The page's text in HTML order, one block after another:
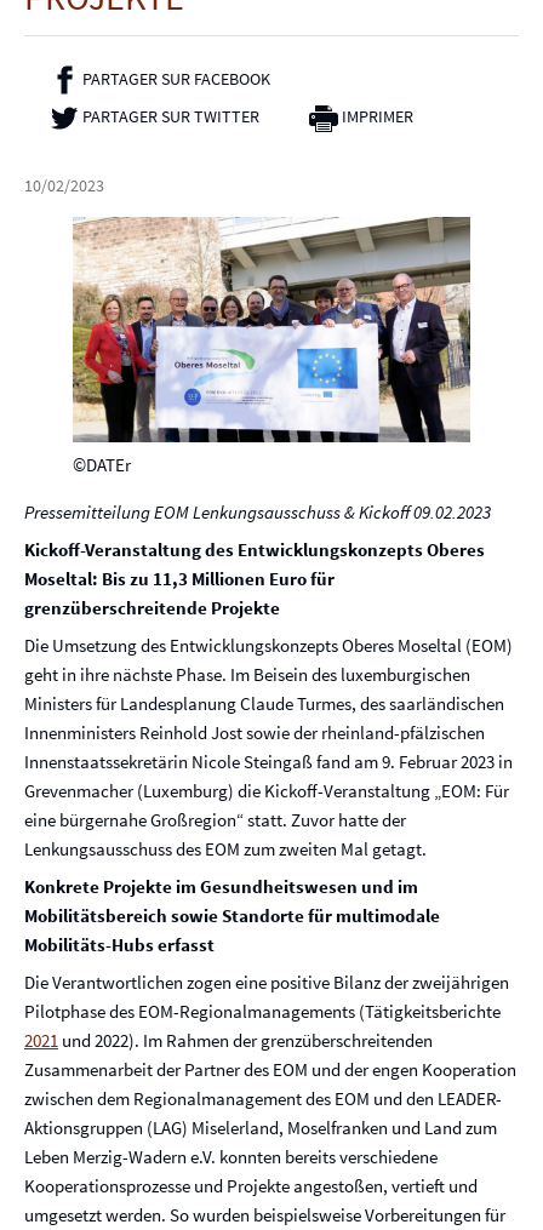
p
PARTAGER SUR FACEBOOK- NOUVELLE FENÊTRE
PARTAGER SUR TWITTER- NOUVELLE FENÊTRE
IMPRIMER
10/02/2023
©DATEr
Pressemitteilung EOM Lenkungsausschuss & Kickoff 09.02.2023
Kickoff-Veranstaltung des Entwicklungskonzepts Oberes
Moseltal: Bis zu 11,3 Millionen Euro für
grenzüberschreitende Projekte
Die Umsetzung des Entwicklungskonzepts Oberes Moseltal (EOM)
geht in ihre nächste Phase. Im Beisein des luxemburgischen
Ministers für Landesplanung Claude Turmes, des saarländischen
Innenministers Reinhold Jost sowie der rheinland-pfälzischen
Innenstaatssekretärin Nicole Steingaß fand am 9. Februar 2023 in
Grevenmacher (Luxemburg) die Kickoff-Veranstaltung „EOM: Für
eine bürgernahe Großregion“ statt. Zuvor hatte der
Lenkungsausschuss des EOM zum zweiten Mal getagt.
Konkrete Projekte im Gesundheitswesen und im
Mobilitätsbereich sowie Standorte für multimodale
Mobilitäts-Hubs erfasst
Die Verantwortlichen zogen eine positive Bilanz der zweijährigen
Pilotphase des EOM-Regionalmanagements (Tätigkeitsberichte
2021 und 2022). Im Rahmen der grenzüberschreitenden
Zusammenarbeit der Partner des EOM und der engen Kooperation
zwischen dem Regionalmanagement des EOM und den LEADER-
Aktionsgruppen (LAG) Miselerland, Moselfranken und Land zum
Leben Merzig-Wadern e.V. konnten bereits verschiedene
Kooperationsprozesse und Projekte angestoßen, vertieft und
umgesetzt werden. So wurden beispielsweise Vorbereitungen für